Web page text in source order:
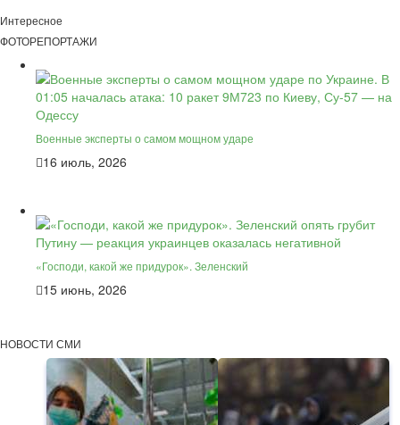
Интересное
ФОТОРЕПОРТАЖИ
Военные эксперты о самом мощном ударе
16 июль, 2026
«Господи, какой же придурок». Зеленский
15 июнь, 2026
НОВОСТИ СМИ